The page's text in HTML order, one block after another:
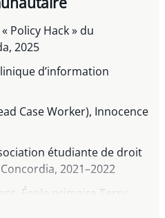
Policy Hack » du
2025
d’information
Case Worker), Innocence
étudiante de droit
2021–2022
École primaire Terry